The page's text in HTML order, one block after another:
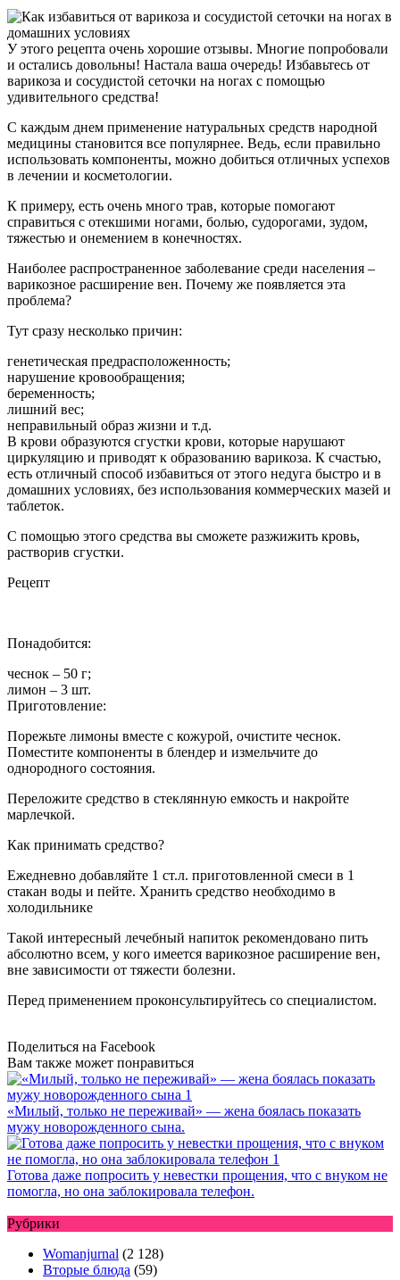
У этого рецепта очень хорошие отзывы. Многие попробовали
и остались довольны! Настала ваша очередь! Избавьтесь от
варикоза и сосудистой сеточки на ногах с помощью
удивительного средства!
С каждым днем применение натуральных средств народной
медицины становится все популярнее. Ведь, если правильно
использовать компоненты, можно добиться отличных успехов
в лечении и косметологии.
К примеру, есть очень много трав, которые помогают
справиться с отекшими ногами, болью, судорогами, зудом,
тяжестью и онемением в конечностях.
Наиболее распространенное заболевание среди населения –
варикозное расширение вен. Почему же появляется эта
проблема?
Тут сразу несколько причин:
генетическая предрасположенность;
нарушение кровообращения;
беременность;
лишний вес;
неправильный образ жизни и т.д.
В крови образуются сгустки крови, которые нарушают
циркуляцию и приводят к образованию варикоза. К счастью,
есть отличный способ избавиться от этого недуга быстро и в
домашних условиях, без использования коммерческих мазей и
таблеток.
С помощью этого средства вы сможете разжижить кровь,
растворив сгустки.
Рецепт
Понадобится:
чеснок – 50 г;
лимон – 3 шт.
Приготовление:
Порежьте лимоны вместе с кожурой, очистите чеснок.
Поместите компоненты в блендер и измельчите до
однородного состояния.
Переложите средство в стеклянную емкость и накройте
марлечкой.
Как принимать средство?
Ежедневно добавляйте 1 ст.л. приготовленной смеси в 1
стакан воды и пейте. Хранить средство необходимо в
холодильнике
Такой интересный лечебный напиток рекомендовано пить
абсолютно всем, у кого имеется варикозное расширение вен,
вне зависимости от тяжести болезни.
Перед применением проконсультируйтесь со специалистом.
Поделиться на Facebook
Вам также может понравиться
«Милый, только не переживай» — жена боялась показать
мужу новорожденного сына.
Готова даже попросить у невестки прощения, что с внуком не
помогла, но она заблокировала телефон.
Рубрики
Womanjurnal (2 128)
Вторые блюда (59)